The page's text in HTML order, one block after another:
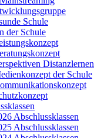
Schule
der Schule
Distanzlernen
der Schule
Abschlussklassen
Abschlussklassen